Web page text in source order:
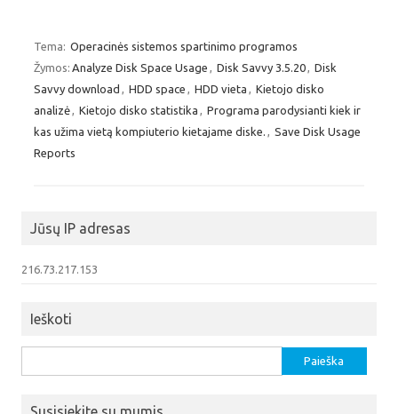
Tema: Operacinės sistemos spartinimo programos
Žymos: Analyze Disk Space Usage Disk Savvy 3.5.20
Disk
Savvy download
HDD space HDD vieta
Kietojo disko
analizė
Kietojo disko statistika
Programa parodysianti kiek ir
kas užima vietą kompiuterio kietajame diske.
Save Disk Usage
Reports
Jūsų IP adresas
216.73.217.153
Ieškoti